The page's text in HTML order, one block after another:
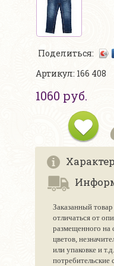
Поделиться:
Артикул: 166 408
1060 руб.
Заказанный
отличаться от
размещенного на
цветов,
или упаковке и
потребительские